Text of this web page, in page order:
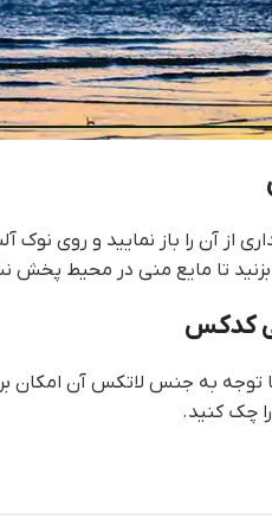
از آن را باز نمایید و روی
بزنید تا مایع منی در محیط
توجه به جنس لاتکس آن
چک کنید.